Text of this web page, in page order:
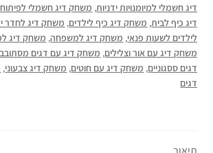
דיג חשמלי למיומנויות ידניות, משחק דיג חשמלי לפיתוח
דיג כיף לבית, משחק דיג כיף לילדים, משחק דיג לחדר
לילדים לשעות פנאי, משחק דיג למשפחה, משחק דיג
משחק דיג עם אור וצלילים, משחק דיג עם דגים
דגים ססגוניים, משחק דיג עם חוטים, משחק דיג צבעוני,
דגים